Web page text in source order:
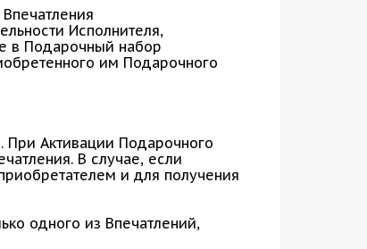
Исполнителя,
в Подарочный набор
им Подарочного
При Активации Подарочного
В случае, если
и для получения
одного из Впечатлений,